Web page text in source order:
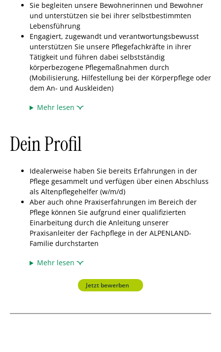
Sie begleiten unsere Bewohnerinnen und Bewohner
und unterstützen sie bei ihrer selbstbestimmten
Lebensführung
Engagiert, zugewandt und verantwortungsbewusst
unterstützen Sie unsere Pflegefachkräfte in ihrer
Tätigkeit und führen dabei selbstständig
körperbezogene Pflegemaßnahmen durch
(Mobilisierung, Hilfestellung bei der Körperpflege oder
dem An- und Auskleiden)
Mehr lesen
Dein Profil
Idealerweise haben Sie bereits Erfahrungen in der
Pflege gesammelt und verfügen über einen Abschluss
als Altenpflegehelfer (w/m/d)
Aber auch ohne Praxiserfahrungen im Bereich der
Pflege können Sie aufgrund einer qualifizierten
Einarbeitung durch die Anleitung unserer
Praxisanleiter der Fachpflege in der ALPENLAND-
Familie durchstarten
Mehr lesen
Jetzt bewerben